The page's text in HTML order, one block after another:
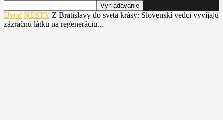
Úvod NESTY Z Bratislavy do sveta krásy: Slovenskí vedci vyvíjajú
zázračnú látku na regeneráciu...